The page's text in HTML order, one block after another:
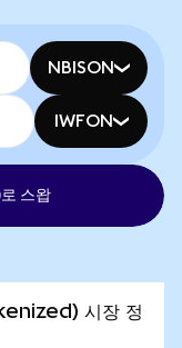
NBISON
IWFON
스왑
시장 정